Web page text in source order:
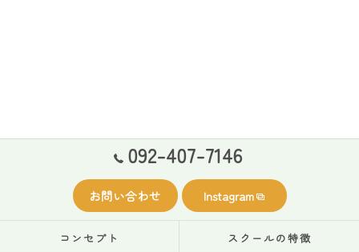
092-407-7146
お問い合わせ Instagram
コンセプト スクールの特徴